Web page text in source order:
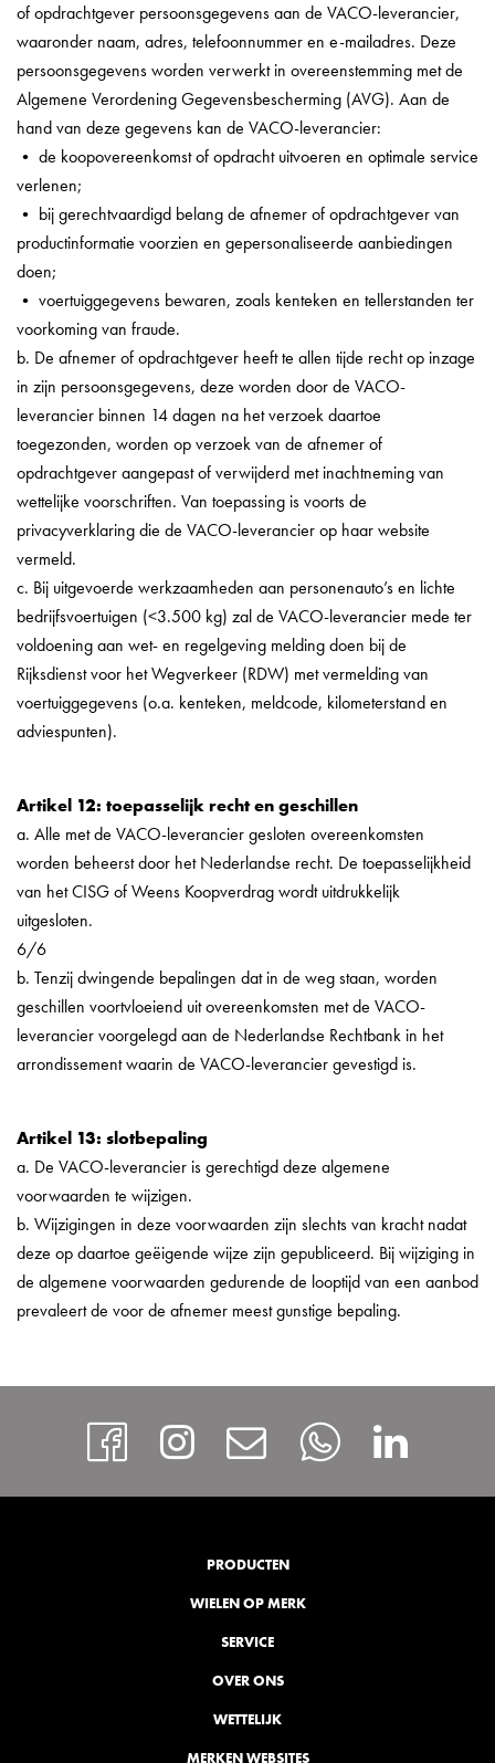
of opdrachtgever persoonsgegevens aan de VACO-leverancier,
waaronder naam, adres, telefoonnummer en e-mailadres. Deze
persoonsgegevens worden verwerkt in overeenstemming met de
Algemene Verordening Gegevensbescherming (AVG). Aan de
hand van deze gegevens kan de VACO-leverancier:
• de koopovereenkomst of opdracht uitvoeren en optimale service
verlenen;
• bij gerechtvaardigd belang de afnemer of opdrachtgever van
productinformatie voorzien en gepersonaliseerde aanbiedingen
doen;
• voertuiggegevens bewaren, zoals kenteken en tellerstanden ter
voorkoming van fraude.
b. De afnemer of opdrachtgever heeft te allen tijde recht op inzage
in zijn persoonsgegevens, deze worden door de VACO-
leverancier binnen 14 dagen na het verzoek daartoe
toegezonden, worden op verzoek van de afnemer of
opdrachtgever aangepast of verwijderd met inachtneming van
wettelijke voorschriften. Van toepassing is voorts de
privacyverklaring die de VACO-leverancier op haar website
vermeld.
c. Bij uitgevoerde werkzaamheden aan personenauto’s en lichte
bedrijfsvoertuigen (<3.500 kg) zal de VACO-leverancier mede ter
voldoening aan wet- en regelgeving melding doen bij de
Rijksdienst voor het Wegverkeer (RDW) met vermelding van
voertuiggegevens (o.a. kenteken, meldcode, kilometerstand en
adviespunten).
Artikel 12: toepasselijk recht en geschillen
a. Alle met de VACO-leverancier gesloten overeenkomsten
worden beheerst door het Nederlandse recht. De toepasselijkheid
van het CISG of Weens Koopverdrag wordt uitdrukkelijk
uitgesloten.
6/6
b. Tenzij dwingende bepalingen dat in de weg staan, worden
geschillen voortvloeiend uit overeenkomsten met de VACO-
leverancier voorgelegd aan de Nederlandse Rechtbank in het
arrondissement waarin de VACO-leverancier gevestigd is.
Artikel 13: slotbepaling
a. De VACO-leverancier is gerechtigd deze algemene
voorwaarden te wijzigen.
b. Wijzigingen in deze voorwaarden zijn slechts van kracht nadat
deze op daartoe geëigende wijze zijn gepubliceerd. Bij wijziging in
de algemene voorwaarden gedurende de looptijd van een aanbod
prevaleert de voor de afnemer meest gunstige bepaling.
https://
Instagram
Contact
PRODUCTEN
WIELEN OP MERK
SERVICE
OVER ONS
WETTELIJK
MERKEN WEBSITES